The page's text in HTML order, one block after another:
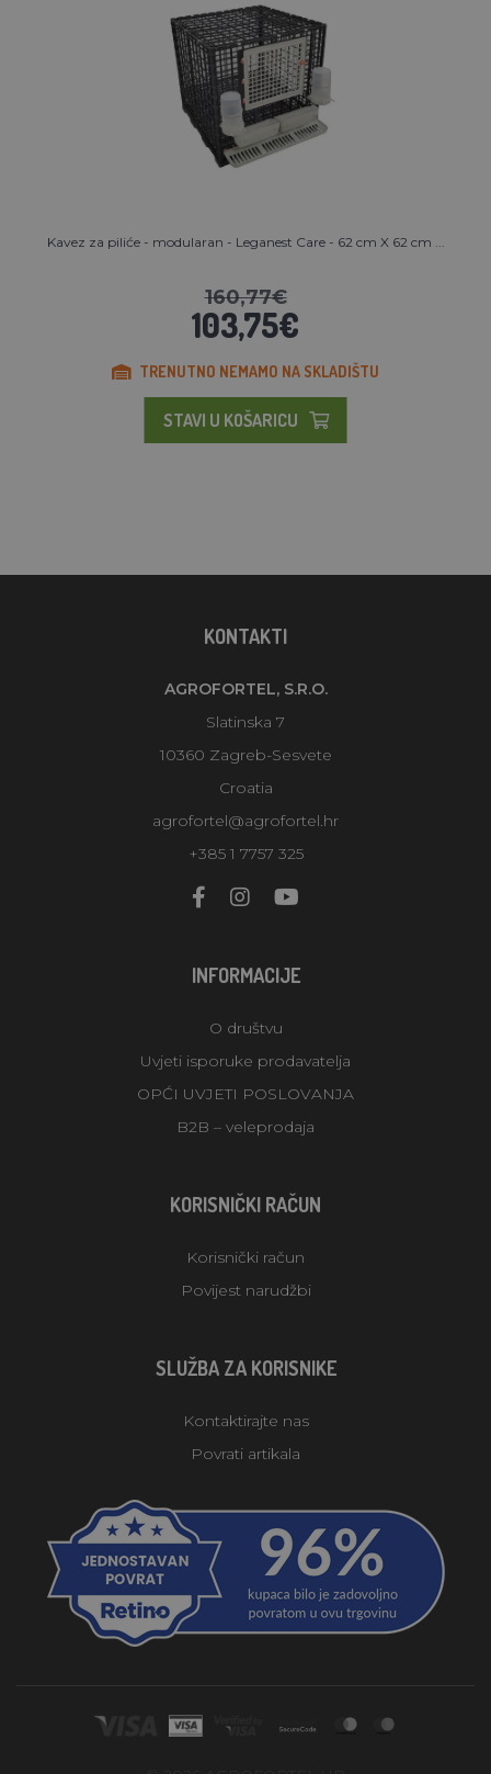
Kavez za piliće - modularan - Leganest Care - 62 cm X 62 cm ...
160,77€
103,75€
TRENUTNO NEMAMO NA SKLADIŠTU
STAVI U KOŠARICU
KONTAKTI
AGROFORTEL, S.R.O.
Slatinska 7
10360 Zagreb-Sesvete
Croatia
agrofortel@agrofortel.hr
+385 1 7757 325
INFORMACIJE
O društvu
Uvjeti isporuke prodavatelja
OPĆI UVJETI POSLOVANJA
B2B – veleprodaja
KORISNIČKI RAČUN
Korisnički račun
Povijest narudžbi
SLUŽBA ZA KORISNIKE
Kontaktirajte nas
Povrati artikala